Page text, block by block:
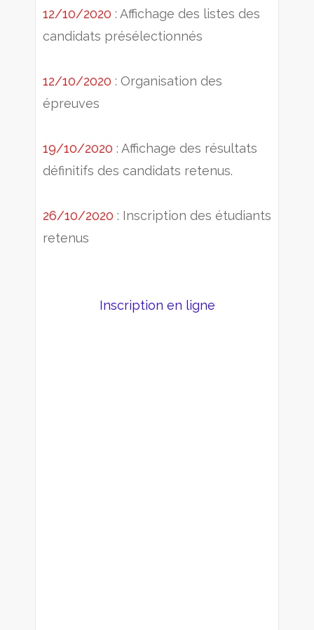
12/10/2020 : Affichage des listes des
candidats présélectionnés
12/10/2020 : Organisation des
épreuves
19/10/2020 : Affichage des résultats
définitifs des candidats retenus.
26/10/2020 : Inscription des étudiants
retenus
Inscription en ligne